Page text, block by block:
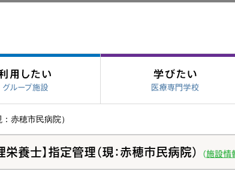
赤穂市民病院）
栄養士】指定管理（現：赤穂市民病院） （施設情